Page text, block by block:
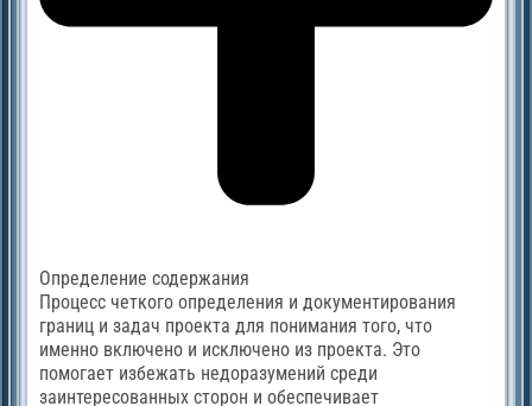
Определение содержания
Процесс четкого определения и документирования
границ и задач проекта для понимания того, что
именно включено и исключено из проекта. Это
помогает избежать недоразумений среди
заинтересованных сторон и обеспечивает